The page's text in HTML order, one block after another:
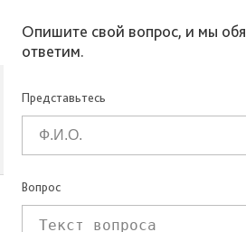
Опишите свой вопрос, и мы
ответим.
Представьтесь
Вопрос